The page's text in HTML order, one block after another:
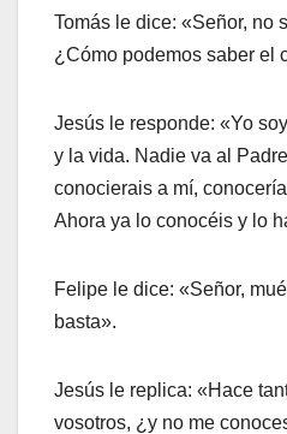
Tomás le dice: «Señor, no
¿Cómo podemos saber el
Jesús le responde: «Yo
y la vida. Nadie va al
conocierais a mí,
Ahora ya lo conocéis y lo
Felipe le dice: «Señor,
basta».
Jesús le replica: «Hace
vosotros, ¿y no me